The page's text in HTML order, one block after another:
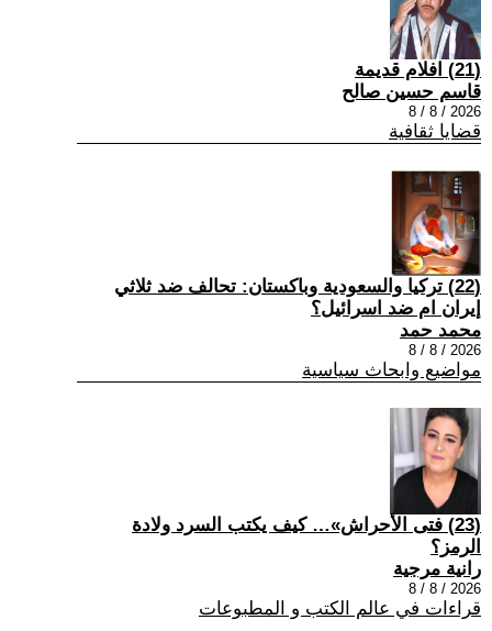
(21) افلام قديمة
قاسم حسين صالح
2026 / 8 / 8
قضايا ثقافية
(22) تركيا والسعودية وباكستان: تحالف ضد ثلاثي
إيران ام ضد اسرائيل؟
محمد حمد
2026 / 8 / 8
مواضيع وابحاث سياسية
(23) فتى الأحراش»… كيف يكتب السرد ولادة
الرمز؟
رانية مرجية
2026 / 8 / 8
قراءات في عالم الكتب و المطبوعات